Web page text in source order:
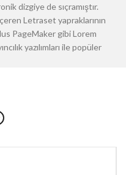
dizgiye de sıçramıştır.
Letraset yapraklarının
PageMaker gibi Lorem
yazılımları ile popüler